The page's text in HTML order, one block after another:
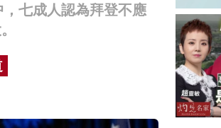
七成人認為拜登不應